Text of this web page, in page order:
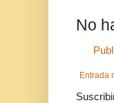
No
Entrada